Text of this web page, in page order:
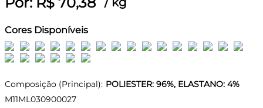
Cores Disponíveis
Composição (Principal): POLIESTER: 96%, ELASTANO: 4%
M11ML030900027